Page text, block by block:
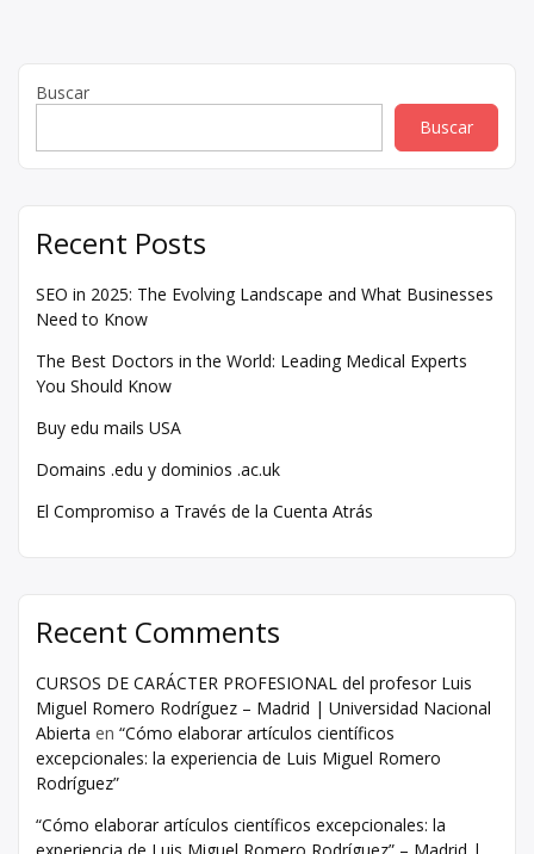
Buscar
Buscar
Recent Posts
SEO in 2025: The Evolving Landscape and What Businesses
Need to Know
The Best Doctors in the World: Leading Medical Experts
You Should Know
Buy edu mails USA
Domains .edu y dominios .ac.uk
El Compromiso a Través de la Cuenta Atrás
Recent Comments
CURSOS DE CARÁCTER PROFESIONAL del profesor Luis
Miguel Romero Rodríguez – Madrid | Universidad Nacional
Abierta en “Cómo elaborar artículos científicos
excepcionales: la experiencia de Luis Miguel Romero
Rodríguez”
“Cómo elaborar artículos científicos excepcionales: la